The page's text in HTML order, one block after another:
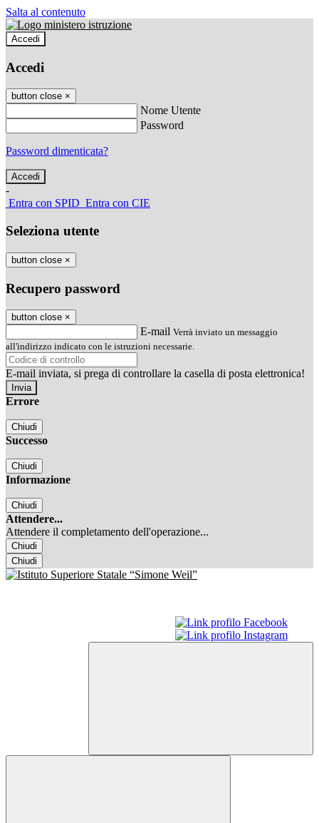
Salta al contenuto
Accedi
Accedi
button close ×
Nome Utente
Password
Password dimenticata?
-
Entra con SPID Entra con CIE
Seleziona utente
button close ×
Recupero password
button close ×
E-mail Verrà inviato un messaggio
all'indirizzo indicato con le istruzioni necessarie.
E-mail inviata, si prega di controllare la casella di posta elettronica!
Errore
Chiudi
Successo
Chiudi
Informazione
Chiudi
Attendere...
Attendere il completamento dell'operazione...
Chiudi
Chiudi